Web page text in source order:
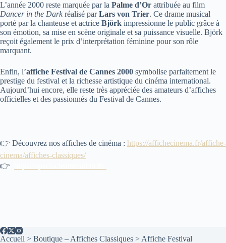
L’année 2000 reste marquée par la Palme d’Or attribuée au film
Dancer in the Dark réalisé parLars von Trier. Ce drame musical
porté par la chanteuse et actrice Björk impressionne le public grâce à
son émotion, sa mise en scène originale et sa puissance visuelle. Björk
reçoit également le prix d’interprétation féminine pour son rôle
marquant.
Enfin, l’affiche Festival de Cannes 2000 symbolise parfaitement le
prestige du festival et la richesse artistique du cinéma international.
Aujourd’hui encore, elle reste très appréciée des amateurs d’affiches
officielles et des passionnés du Festival de Cannes.
👉 Découvrez nos affiches de cinéma : https://affichecinema.fr/affiche-
cinema/affiches-classiques/
👉
Accueil > Boutique – Affiches Classiques > Affiche Festival